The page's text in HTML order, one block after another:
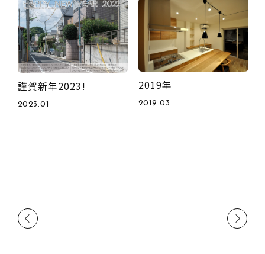
謹賀新年2023!
2023.01
2019年
2019.03